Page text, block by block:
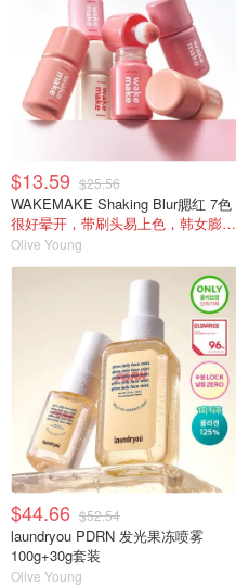
$13.59 $25.56
WAKEMAKE Shaking Blur腮红 7色
很好晕开，带刷头易上色，韩女膨胀色
Olive Young
$44.66 $52.54
laundryou PDRN 发光果冻喷雾
100g+30g套装
Olive Young